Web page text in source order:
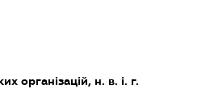
організацій, н. в. і. г.